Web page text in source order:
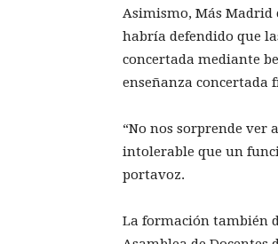
Asimismo, Más Madrid
habría defendido que
concertada mediante
enseñanza concertada
“No nos sorprende ver
intolerable que un
portavoz.
La formación también